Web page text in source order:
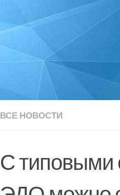
ВСЕ НОВОСТИ
С типовыми